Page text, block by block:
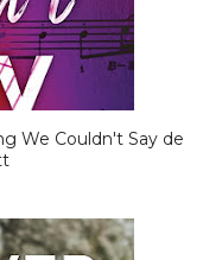
We Couldn't Say de